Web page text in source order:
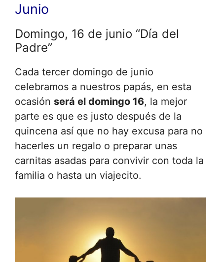
Junio
Domingo, 16 de junio “Día del
Padre”
Cada tercer domingo de junio
celebramos a nuestros papás, en esta
ocasión será el domingo 16, la mejor
parte es que es justo después de la
quincena así que no hay excusa para no
hacerles un regalo o preparar unas
carnitas asadas para convivir con toda la
familia o hasta un viajecito.